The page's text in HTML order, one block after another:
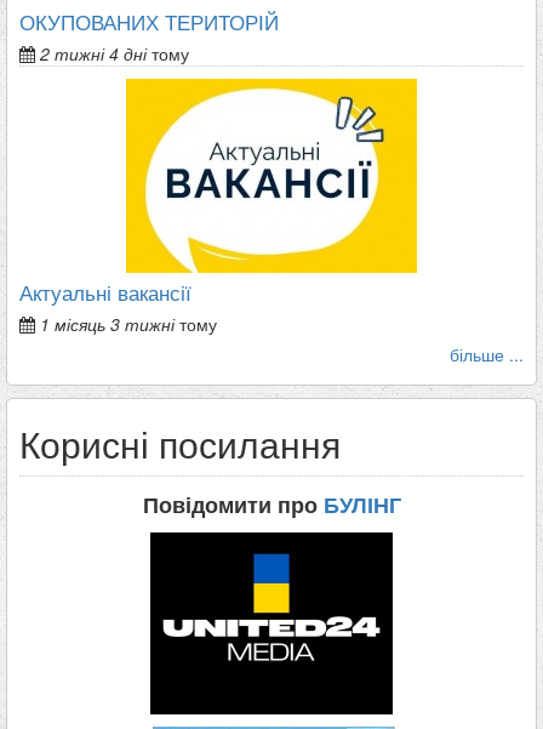
ОКУПОВАНИХ ТЕРИТОРІЙ
2 тижні 4 днітому
Актуальні вакансії
1 місяць 3 тижнітому
більше ...
Корисні посилання
Повідомити про БУЛІНГ